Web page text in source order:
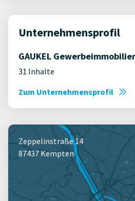
Unternehmensprofil
GAUKEL
31 Inhalte
Zum Unternehmensprofil
Zeppelinstraße 14
87437 Kempten